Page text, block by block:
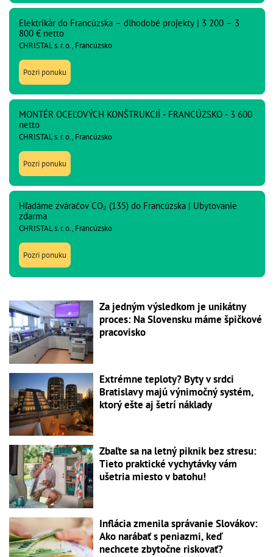
Elektrikár do Francúzska – dlhodobé projekty | 3 200 – 3
800 € netto
CHRISTAL s. r. o., Francúzsko
Pozri ponuku
MONTÉR OCEĽOVÝCH KONŠTRUKCIÍ - FRANCÚZSKO - 3 600
netto
CHRISTAL s. r. o., Francúzsko
Pozri ponuku
Hľadáme zváračov CO₂ (135) do Francúzska | Ubytovanie
zdarma
CHRISTAL s. r. o., Francúzsko
Pozri ponuku
Za jedným výsledkom je unikátny
proces: Na Slovensku máme špičkové
pracovisko
Extrémne teploty? Byty v srdci
Bratislavy majú výnimočný systém,
ktorý ešte aj šetrí náklady
Zbaľte sa na letný piknik bez stresu:
Tieto praktické vychytávky vám
ušetria miesto v batohu!
Inflácia zmenila správanie Slovákov:
Ako narábať s peniazmi, keď
nechcete zbytočne riskovať?